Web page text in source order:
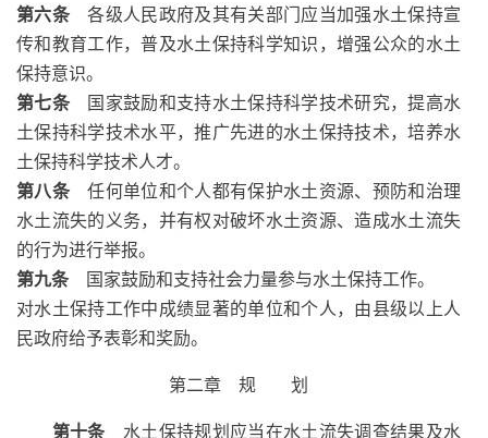
第六条 各级人民政府及其有关部门应当加强水土保持宣
传和教育工作，普及水土保持科学知识，增强公众的水土
保持意识。
第七条 国家鼓励和支持水土保持科学技术研究，提高水
土保持科学技术水平，推广先进的水土保持技术，培养水
土保持科学技术人才。
第八条 任何单位和个人都有保护水土资源、预防和治理
水土流失的义务，并有权对破坏水土资源、造成水土流失
的行为进行举报。
第九条 国家鼓励和支持社会力量参与水土保持工作。
对水土保持工作中成绩显著的单位和个人，由县级以上人
民政府给予表彰和奖励。
第二章 规 划
第十条 水土保持规划应当在水土流失调查结果及水